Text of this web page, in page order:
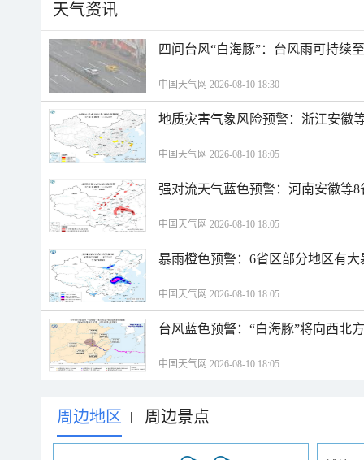
天气资讯
四问台风“白海豚”：台风雨可持续
中国天气网 2026-08-10 18:30
地质灾害气象风险预警：浙江安徽
中国天气网 2026-08-10 18:05
强对流天气蓝色预警：河南安徽等
中国天气网 2026-08-10 18:05
暴雨橙色预警：6省区部分地区有
中国天气网 2026-08-10 18:05
台风蓝色预警：“白海豚”将向西北
中国天气网 2026-08-10 18:05
周边地区 | 周边景点